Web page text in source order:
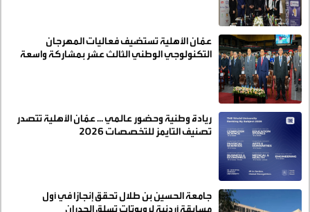
عمّان الأهلية تستضيف فعاليات المهرجان
التكنولوجي الوطني الثالث عشر بمشاركة واسعة
ريادة وطنية وحضور عالمي ... عمّان الأهلية تتصدر
تصنيف التايمز للتخصصات 2026
جامعة الحسين بن طلال تحقق إنجازا في أول
مسابقة أردنية لروبوتات تسلق الجدران